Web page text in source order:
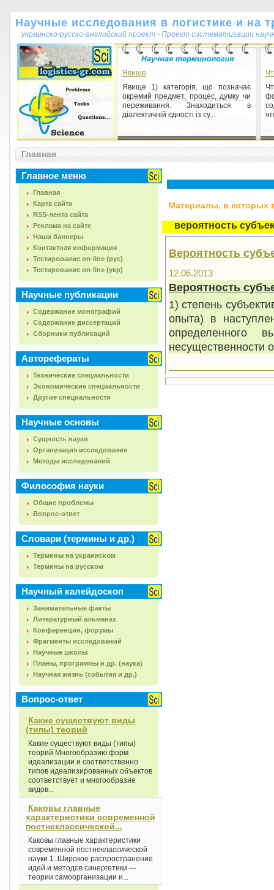
Научные исследования в логистике и на
украинско-русско-английский проект - Проект систематизации
Явище
Явище 1) категорія, що позначає
окремий предмет, процес, думку чи
переживання. Знаходиться в
діалектичній єдності із су...
Вёрстка
(полос) газеты, журнала, книги
определенного размера из на...
Главная
Главное меню
Главная
Карта сайта
RSS-лента сайта
Реклама на сайте
Наши баннеры
Контактная информация
Тестирование on-line (рус)
Тестирование on-line (укр)
Научные публикации
Содержание монографий
Содержание диссертаций
Сборники публикаций
Авторефераты
Технические специальности
Экономические специальности
Другие специальности
Научные основы
Сущность науки
Организация исследования
Методы исследований
Философия науки
Общие проблемы
Вопрос-ответ
Словари (термины и др.)
Термины на украинском
Термины на русском
Научный калейдоскоп
Занимательные факты
Литературный альманах
Конференции, форумы
Фрагменты исследований
Научные школы
Планы, программы и др. (наука)
Научная жизнь (события и др.)
Вопрос-ответ
Какие существуют виды
(типы) теорий
Какие существуют виды (типы)
теорий Многообразию форм
идеализации и соответственно
типов идеализированных объектов
соответствует и многообразие
видов...
Каковы главные
характеристики современной
постнеклассической...
Каковы главные характеристики
современной постнеклассической
науки 1. Широкое распространение
идей и методов синергетики —
теории самоорганизации и...
Материалы, в которых
вероятность
Вероятность
12.06.2013
Вероятность
1) степень
опыта) в
определенного
несущественности